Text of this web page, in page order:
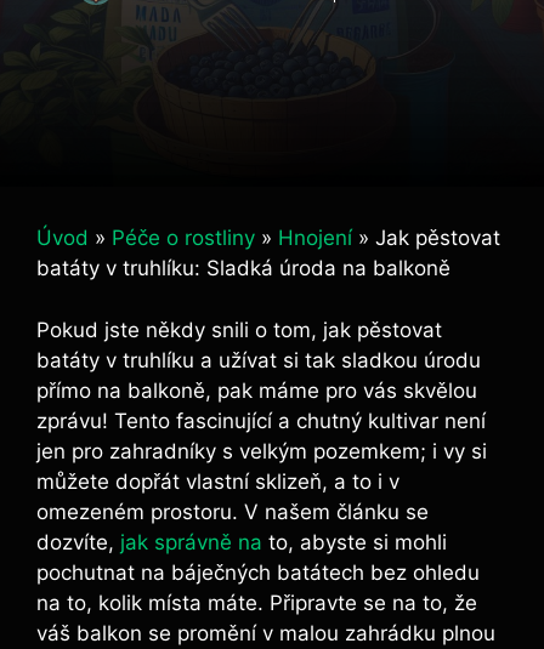
Úvod » Péče o rostliny » Hnojení » Jak pěstovat
batáty v truhlíku: Sladká úroda na balkoně
Pokud jste někdy ⁣snili o tom, jak ​pěstovat
batáty v truhlíku a‌ užívat si tak sladkou úrodu
přímo na balkoně, pak máme pro vás skvělou
zprávu! Tento fascinující a chutný kultivar není
jen pro zahradníky s velkým pozemkem; i‍ vy si⁢
můžete dopřát vlastní sklizeň, a to i v
omezeném prostoru. V našem‍ článku se
dozvíte, jak správně na ‌ to, ⁤abyste si ⁢mohli
pochutnat na ⁢báječných batátech bez ohledu
na to, kolik místa máte. Připravte se na ‍to, že
váš balkon se promění v malou zahrádku plnou